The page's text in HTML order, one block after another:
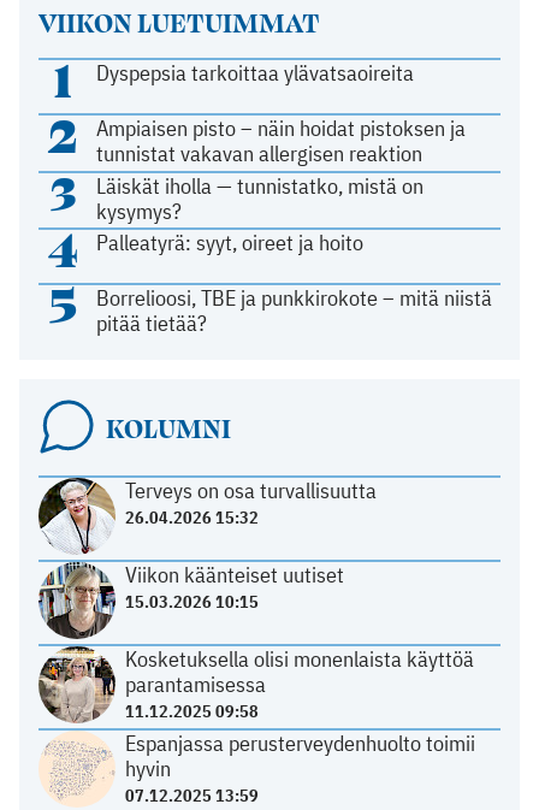
VIIKON LUETUIMMAT
1 Dyspepsia tarkoittaa ylävatsaoireita
2
Ampiaisen pisto – näin hoidat pistoksen ja
tunnistat vakavan allergisen reaktion
3
Läiskät iholla — tunnistatko, mistä on
kysymys?
4 Palleatyrä: syyt, oireet ja hoito
5
Borrelioosi, TBE ja punkkirokote – mitä niistä
pitää tietää?
KOLUMNI
Terveys on osa turvallisuutta
26.04.2026 15:32
Viikon käänteiset uutiset
15.03.2026 10:15
Kosketuksella olisi monenlaista käyttöä
parantamisessa
11.12.2025 09:58
Espanjassa perusterveydenhuolto toimii
hyvin
07.12.2025 13:59